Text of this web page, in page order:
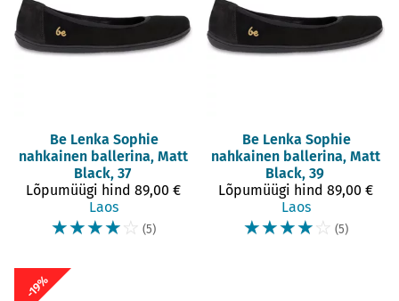
Be Lenka Sophie
nahkainen ballerina, Matt
Black, 37
Lõpumüügi hind 89,00 €
Laos
☆☆☆☆☆ (5)
Be Lenka Sophie
nahkainen ballerina, Matt
Black, 39
Lõpumüügi hind 89,00 €
Laos
☆☆☆☆☆ (5)
-19%